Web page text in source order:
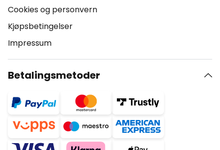
Cookies og personvern
Kjøpsbetingelser
Impressum
Betalingsmetoder